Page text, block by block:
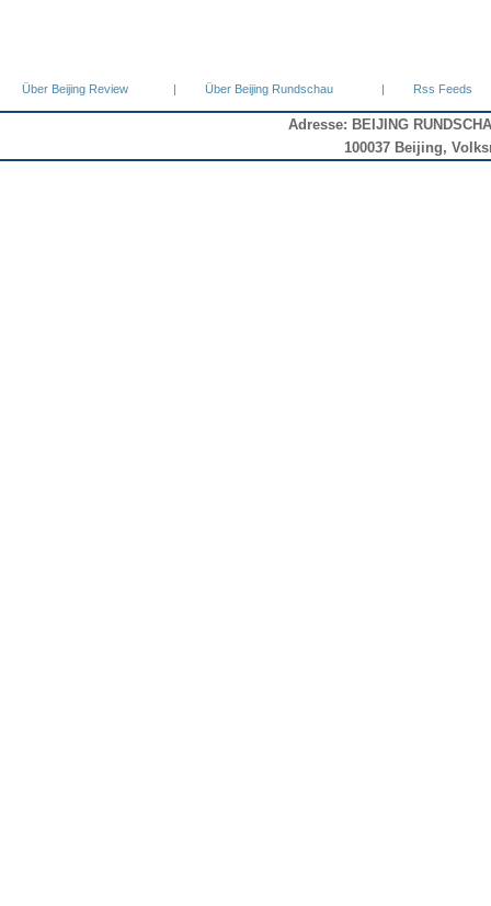
Über Beijing Review | Über Beijing Rundschau | Rss Feeds
Adresse: BEIJING
100037 Beijing,